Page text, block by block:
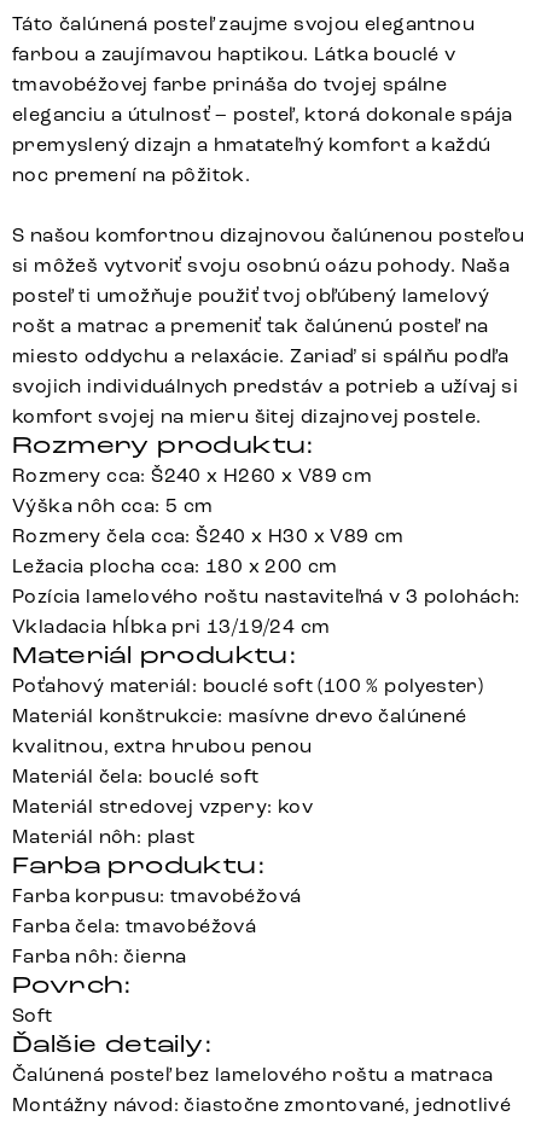
Táto čalúnená posteľ zaujme svojou elegantnou
farbou a zaujímavou haptikou. Látka bouclé v
tmavobéžovej farbe prináša do tvojej spálne
eleganciu a útulnosť – posteľ, ktorá dokonale spája
premyslený dizajn a hmatateľný komfort a každú
noc premení na pôžitok.
S našou komfortnou dizajnovou čalúnenou posteľou
si môžeš vytvoriť svoju osobnú oázu pohody. Naša
posteľ ti umožňuje použiť tvoj obľúbený lamelový
rošt a matrac a premeniť tak čalúnenú posteľ na
miesto oddychu a relaxácie. Zariaď si spálňu podľa
svojich individuálnych predstáv a potrieb a užívaj si
komfort svojej na mieru šitej dizajnovej postele.
Rozmery produktu:
Rozmery cca: Š240 x H260 x V89 cm
Výška nôh cca: 5 cm
Rozmery čela cca: Š240 x H30 x V89 cm
Ležacia plocha cca: 180 x 200 cm
Pozícia lamelového roštu nastaviteľná v 3 polohách:
Vkladacia hĺbka pri 13/19/24 cm
Materiál produktu:
Poťahový materiál: bouclé soft (100 % polyester)
Materiál konštrukcie: masívne drevo čalúnené
kvalitnou, extra hrubou penou
Materiál čela: bouclé soft
Materiál stredovej vzpery: kov
Materiál nôh: plast
Farba produktu:
Farba korpusu: tmavobéžová
Farba čela: tmavobéžová
Farba nôh: čierna
Povrch:
Soft
Ďalšie detaily:
Čalúnená posteľ bez lamelového roštu a matraca
Montážny návod: čiastočne zmontované, jednotlivé